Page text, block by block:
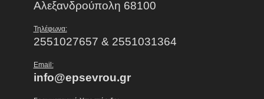
Αλεξανδρούπολη 68100
Τηλέφωνα:
2551027657 & 2551031364
Email:
info@epsevrou.gr